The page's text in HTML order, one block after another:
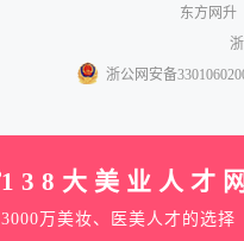
东方网升
浙公网安备
138大美业人才网
3000万美妆、医美人才的选择